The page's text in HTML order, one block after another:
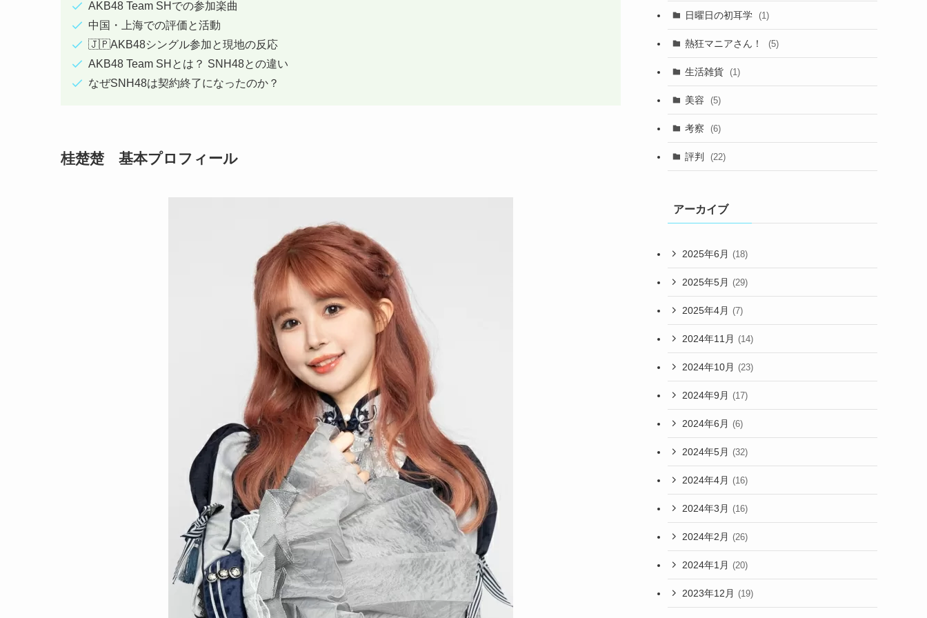
AKB48 Team SHでの参加楽曲
中国・上海での評価と活動
🇯🇵AKB48シングル参加と現地の反応
AKB48 Team SHとは？ SNH48との違い
なぜSNH48は契約終了になったのか？
桂楚楚 基本プロフィール
日曜日の初耳学 (1)
熱狂マニアさん！ (5)
生活雑貨 (1)
美容 (5)
考察 (6)
評判 (22)
アーカイブ
2025年6月 (18)
2025年5月 (29)
2025年4月 (7)
2024年11月 (14)
2024年10月 (23)
2024年9月 (17)
2024年6月 (6)
2024年5月 (32)
2024年4月 (16)
2024年3月 (16)
2024年2月 (26)
2024年1月 (20)
2023年12月 (19)